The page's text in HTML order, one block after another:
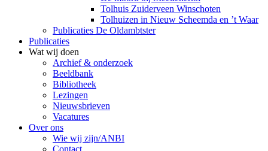
Tolhuis Zuiderveen Winschoten
Tolhuizen in Nieuw Scheemda en ’t Waar
Publicaties De Oldambtster
Publicaties
Wat wij doen
Archief & onderzoek
Beeldbank
Bibliotheek
Lezingen
Nieuwsbrieven
Vacatures
Over ons
Wie wij zijn/ANBI
Contact